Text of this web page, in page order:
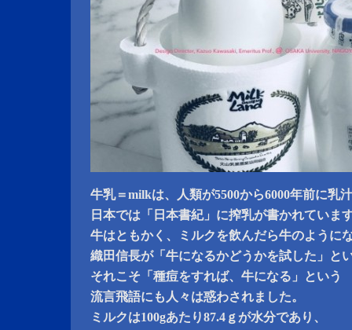
牛乳＝milkは、人類が5500から6000年前に乳
日本では「日本書紀」に搾乳が書かれていま
牛はともかく、ミルクを飲んだら牛のように
織田信長が「牛になるかどうかを試した」と
それこそ「種痘をすれば、牛になる」という
流言飛語にも人々は惑わされました。
ミルクは100gあたり87.4ｇが水分であり、